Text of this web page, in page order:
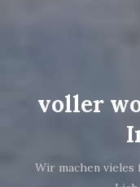
voller
Wir machen vieles